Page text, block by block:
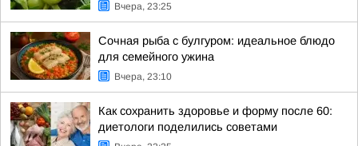
Вчера, 23:25
Сочная рыба с булгуром: идеальное блюдо
для семейного ужина
Вчера, 23:10
Как сохранить здоровье и форму после 60:
диетологи поделились советами